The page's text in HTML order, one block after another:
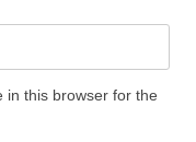
in this browser for the